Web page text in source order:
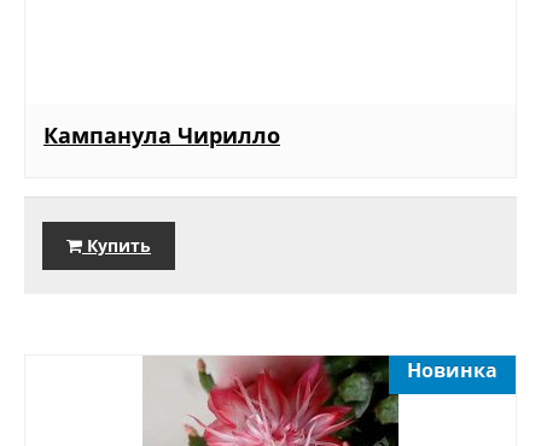
Кампанула Чирилло
Купить
Новинка